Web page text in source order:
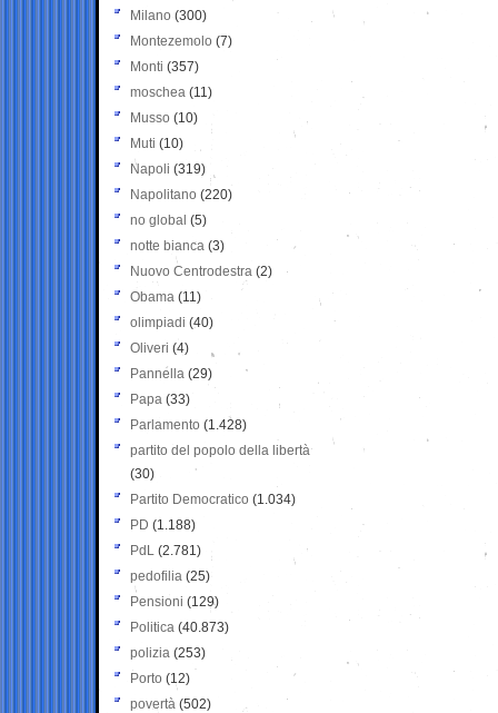
Milano (300)
Montezemolo (7)
Monti (357)
moschea (11)
Musso (10)
Muti (10)
Napoli (319)
Napolitano (220)
no global (5)
notte bianca (3)
Nuovo Centrodestra (2)
Obama (11)
olimpiadi (40)
Oliveri (4)
Pannella (29)
Papa (33)
Parlamento (1.428)
partito del popolo della libertà
(30)
Partito Democratico (1.034)
PD (1.188)
PdL (2.781)
pedofilia (25)
Pensioni (129)
Politica (40.873)
polizia (253)
Porto (12)
povertà (502)